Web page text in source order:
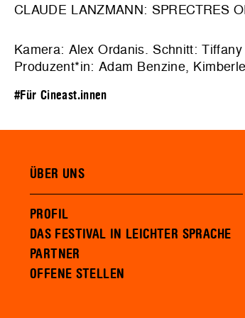
CLAUDE LANZMANN: SPRECTRES
Kamera: Alex Ordanis. Schnitt:
Produzent*in: Adam Benzine,
#Für Cineast.innen
ÜBER UNS
PROFIL
DAS FESTIVAL IN LEICHTER SPRACHE
PARTNER
OFFENE STELLEN